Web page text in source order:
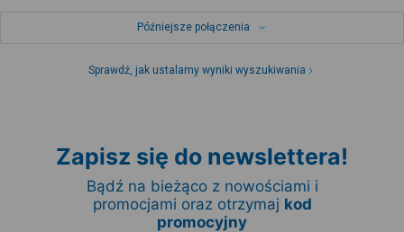
Późniejsze połączenia
Sprawdź, jak ustalamy wyniki wyszukiwania
Zapisz się do newslettera!
Bądź na bieżąco z nowościami i
promocjami oraz otrzymaj kod
promocyjny